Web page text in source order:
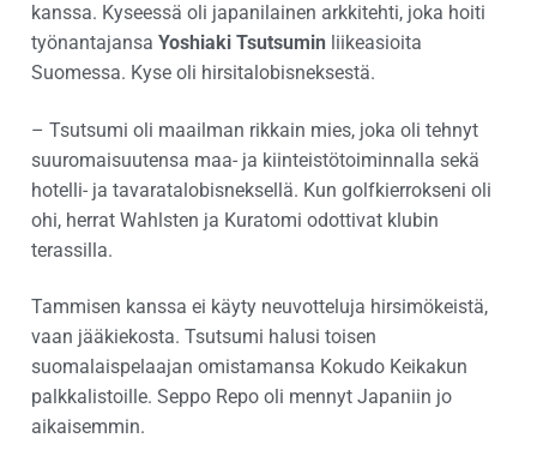
kanssa. Kyseessä oli japanilainen arkkitehti, joka hoiti
työnantajansa Yoshiaki Tsutsumin liikeasioita
Suomessa. Kyse oli hirsitalobisneksestä.
– Tsutsumi oli maailman rikkain mies, joka oli tehnyt
suuromaisuutensa maa- ja kiinteistötoiminnalla sekä
hotelli- ja tavaratalobisneksellä. Kun golfkierrokseni oli
ohi, herrat Wahlsten ja Kuratomi odottivat klubin
terassilla.
Tammisen kanssa ei käyty neuvotteluja hirsimökeistä,
vaan jääkiekosta. Tsutsumi halusi toisen
suomalaispelaajan omistamansa Kokudo Keikakun
palkkalistoille. Seppo Repo oli mennyt Japaniin jo
aikaisemmin.